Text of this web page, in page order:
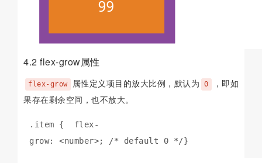
4.2 flex-grow属性
flex-grow 属性定义项目的放大比例，默认为 0
，即如
果存在剩余空间，也不放大。
.item {  flex-
grow: <number>; /* default 0 */}